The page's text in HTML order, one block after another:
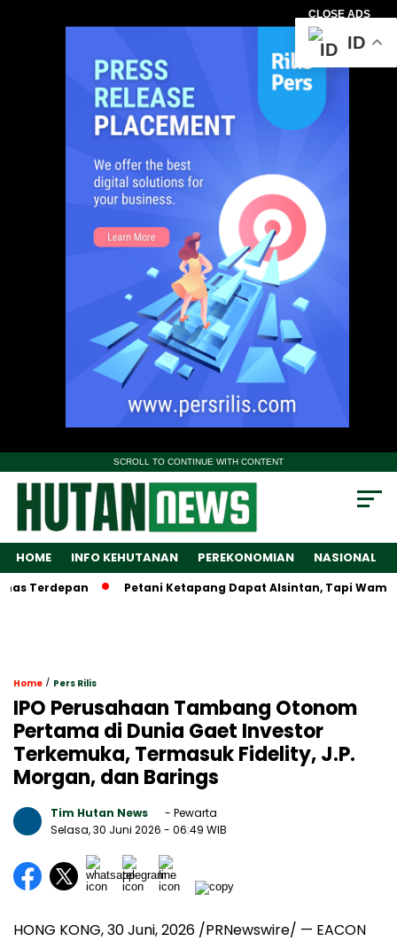
CLOSE ADS
SCROLL TO CONTINUE WITH CONTENT
HOME INFO KEHUTANAN PEREKONOMIAN NASIONAL
Petani Ketapang Dapat Alsintan, Tapi
Home / Pers Rilis
IPO Perusahaan Tambang Otonom
Pertama di Dunia Gaet Investor
Terkemuka, Termasuk Fidelity, J.P.
Morgan, dan Barings
Tim Hutan News
- Pewarta
Selasa, 30 Juni 2026 - 06:49 WIB
HONG KONG,30 Juni, 2026 /PRNewswire/ — EACON
ID